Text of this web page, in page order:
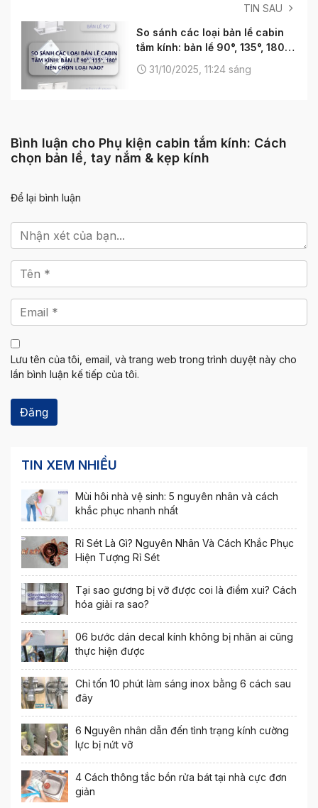
TIN SAU
So sánh các loại bản lề cabin
tắm kính: bản lề 90°, 135°, 180°
– nên chọn loại nào?
31/10/2025, 11:24 sáng
Bình luận cho Phụ kiện cabin tắm kính: Cách
chọn bản lề, tay nắm & kẹp kính
Để lại bình luận
Lưu tên của tôi, email, và trang web trong trình duyệt này cho
lần bình luận kế tiếp của tôi.
TIN XEM NHIỀU
Mùi hôi nhà vệ sinh: 5 nguyên nhân và cách
khắc phục nhanh nhất
Rỉ Sét Là Gì? Nguyên Nhân Và Cách Khắc Phục
Hiện Tượng Rỉ Sét
Tại sao gương bị vỡ được coi là điềm xui? Cách
hóa giải ra sao?
06 bước dán decal kính không bị nhăn ai cũng
thực hiện được
Chỉ tốn 10 phút làm sáng inox bằng 6 cách sau
đây
6 Nguyên nhân dẫn đến tình trạng kính cường
lực bị nứt vỡ
4 Cách thông tắc bồn rửa bát tại nhà cực đơn
giản